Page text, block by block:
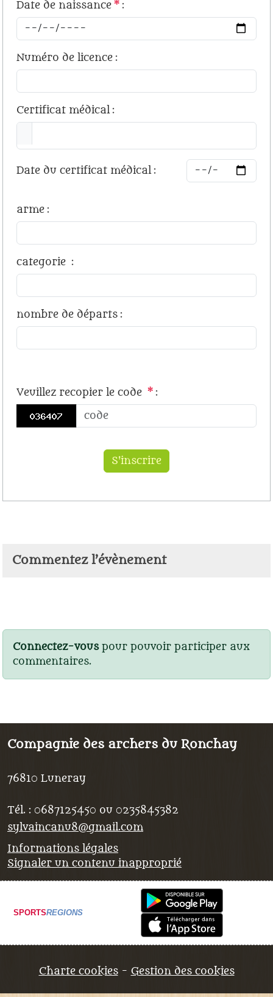
Date de naissance * :
Numéro de licence :
Certificat médical:
Date du certificat médical:
arme :
categorie :
nombre de départs :
Veuillez recopier le code * :
Commentez l’évènement
Connectez-vouspour pouvoir participer aux
commentaires.
Compagnie des archers du Ronchay
76810 Luneray
Tél. : 0687125450 ou 0235845382
sylvaincanu8@gmail.com
Informations légales
Signaler un contenu inapproprié
SPORTSREGIONS
Charte cookies Gestion des cookies